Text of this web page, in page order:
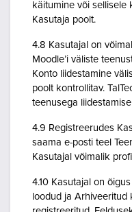
käitumine või sellisele
Kasutaja poolt.
4.8 Kasutajal on
Moodle’i väliste
Konto liidestamine
poolt kontrollitav.
teenusega
4.9 Registreerudes
saama e-posti teel
Kasutajal võimalik
4.10 Kasutajal on
loodud ja Arhiveeritud